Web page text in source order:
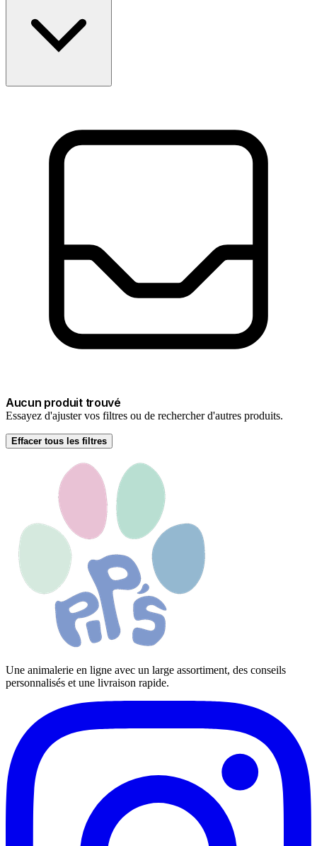
Aucun produit trouvé
Essayez d'ajuster vos filtres ou de rechercher d'autres produits.
Effacer tous les filtres
Une animalerie en ligne avec un large assortiment, des conseils
personnalisés et une livraison rapide.